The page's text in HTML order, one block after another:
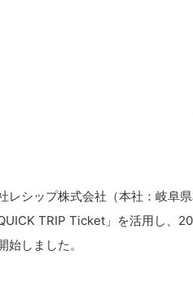
シップ株式会社（本社：岐阜
TRIP Ticket」を活用し、
しました。